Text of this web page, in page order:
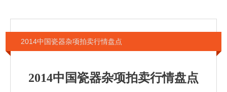
2014中国瓷器杂项拍卖行情盘点
2014中国瓷器杂项拍卖行情盘点